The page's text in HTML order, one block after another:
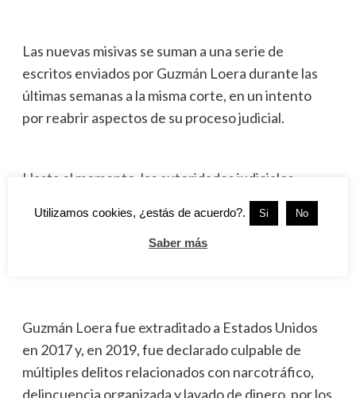
Las nuevas misivas se suman a una serie de
escritos enviados por Guzmán Loera durante las
últimas semanas a la misma corte, en un intento
por reabrir aspectos de su proceso judicial.
Hasta el momento, las autoridades judiciales
estadounidenses no han modificado su situación
legal. En resoluciones previas, el juez Brian Cogan
ha desestimado solicitudes similares al considerar
Guzmán Loera fue extraditado a Estados Unidos
en 2017 y, en 2019, fue declarado culpable de
múltiples delitos relacionados con narcotráfico,
delincuencia organizada y lavado de dinero, por los
Utilizamos cookies, ¿estás de acuerdo?. Si No
Saber más